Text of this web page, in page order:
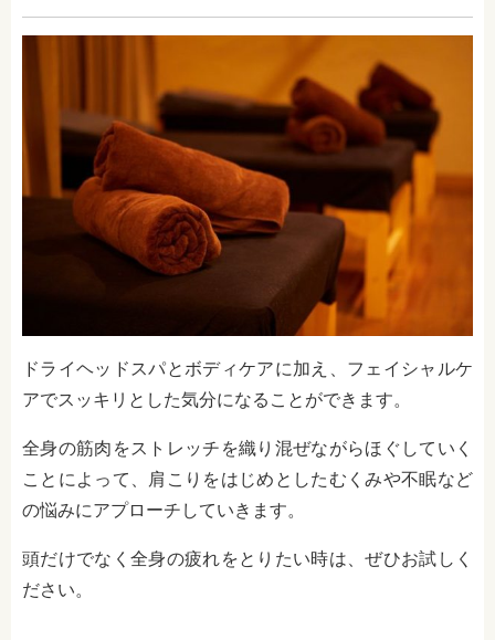
ドライヘッドスパとボディケアに加え、フェイシャルケ
アでスッキリとした気分になることができます。
全身の筋肉をストレッチを織り混ぜながらほぐしていく
ことによって、肩こりをはじめとしたむくみや不眠など
の悩みにアプローチしていきます。
頭だけでなく全身の疲れをとりたい時は、ぜひお試しく
ださい。